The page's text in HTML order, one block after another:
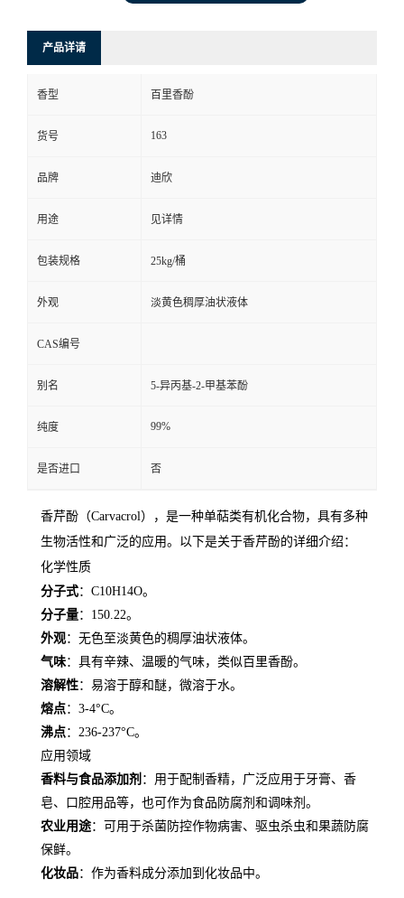
式
在
线
留
言
产品详请
香型 百里香酚
货号 163
品牌 迪欣
用途 见详情
包装规格 25kg/桶
外观 淡黄色稠厚油状液体
CAS编号
别名 5-异丙基-2-甲基苯酚
纯度 99%
是否进口 否
香芹酚（Carvacrol），是一种单萜类有机化合物，具有多种
生物活性和广泛的应用。以下是关于香芹酚的详细介绍：
化学性质
分子式：C10H14O。
分子量：150.22。
外观：无色至淡黄色的稠厚油状液体。
气味：具有辛辣、温暖的气味，类似百里香酚。
溶解性：易溶于醇和醚，微溶于水。
熔点：3-4°C。
沸点：236-237°C。
应用领域
香料与食品添加剂 ：用于配制香精，广泛应用于牙膏、香
皂、口腔用品等，也可作为食品防腐剂和调味剂。
农业用途：可用于杀菌防控作物病害、驱虫杀虫和果蔬防腐
保鲜。
化妆品：作为香料成分添加到化妆品中。